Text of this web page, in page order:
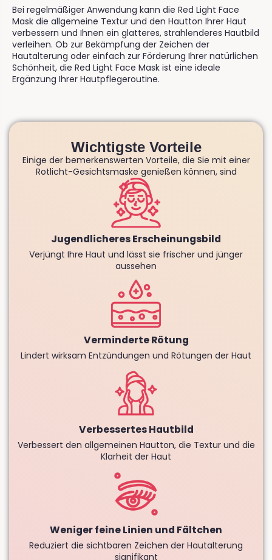
Bei regelmäßiger Anwendung kann die Red Light Face
Mask die allgemeine Textur und den Hautton Ihrer Haut
verbessern und Ihnen ein glatteres, strahlenderes Hautbild
verleihen. Ob zur Bekämpfung der Zeichen der
Hautalterung oder einfach zur Förderung Ihrer natürlichen
Schönheit, die Red Light Face Mask ist eine ideale
Ergänzung Ihrer Hautpflegeroutine.
Wichtigste Vorteile
Einige der bemerkenswerten Vorteile, die Sie mit einer
Rotlicht-Gesichtsmaske genießen können, sind
Jugendlicheres Erscheinungsbild
Verjüngt Ihre Haut und lässt sie frischer und jünger
aussehen
Verminderte Rötung
Lindert wirksam Entzündungen und Rötungen der Haut
Verbessertes Hautbild
Verbessert den allgemeinen Hautton, die Textur und die
Klarheit der Haut
Weniger feine Linien und Fältchen
Reduziert die sichtbaren Zeichen der Hautalterung
signifikant